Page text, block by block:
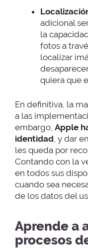
adicional
la
fotos a
localizar
quiera que
En definitiva, la
a las
embargo, Apple
identidad , y dar
les queda por
Contando con la
en todos sus
cuando sea
de los datos del
Aprende a
procesos